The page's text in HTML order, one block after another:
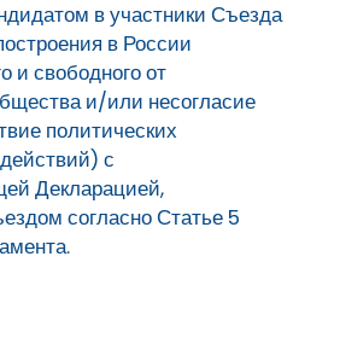
в участники Съезда
в России
и свободного от
и/или несогласие
политических
с
Декларацией,
согласно Статье 5